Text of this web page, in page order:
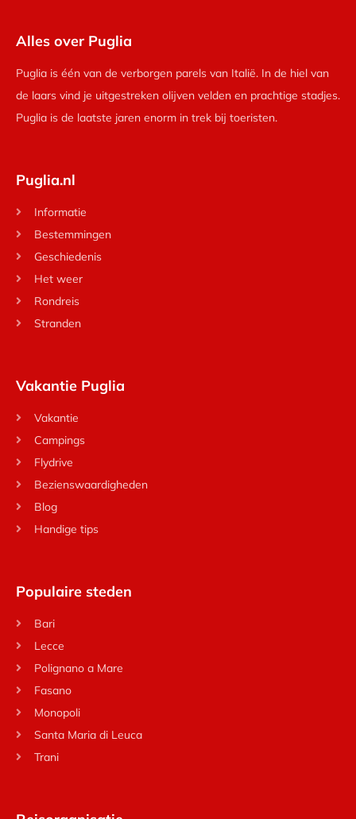
Alles over Puglia
Puglia is één van de verborgen parels van Italië. In de hiel van
de laars vind je uitgestreken olijven velden en prachtige stadjes.
Puglia is de laatste jaren enorm in trek bij toeristen.
Puglia.nl
Informatie
Bestemmingen
Geschiedenis
Het weer
Rondreis
Stranden
Vakantie Puglia
Vakantie
Campings
Flydrive
Bezienswaardigheden
Blog
Handige tips
Populaire steden
Bari
Lecce
Polignano a Mare
Fasano
Monopoli
Santa Maria di Leuca
Trani